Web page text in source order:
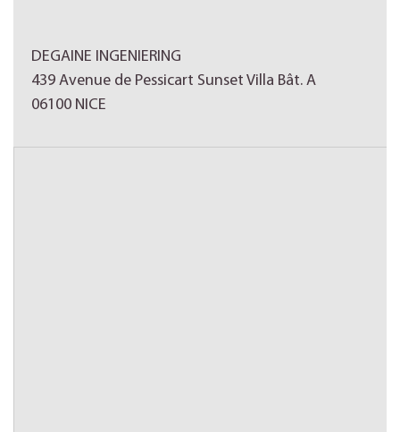
DEGAINE INGENIERING
439 Avenue de Pessicart Sunset Villa Bât. A
06100 NICE